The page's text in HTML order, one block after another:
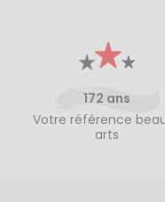
172 ans
Votre référence
arts